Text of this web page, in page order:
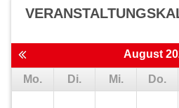
August
Mo. Di. Mi. Do.